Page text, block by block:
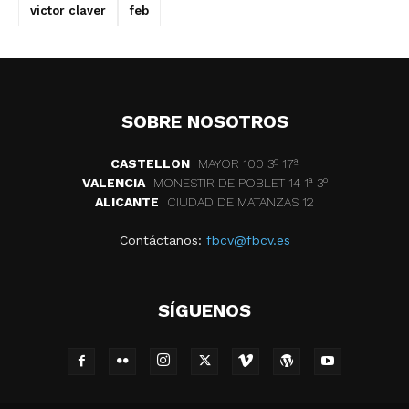
victor claver feb
SOBRE NOSOTROS
CASTELLON
MAYOR 100 3º 17ª
VALENCIA
MONESTIR DE POBLET 14 1ª 3º
ALICANTE
CIUDAD DE MATANZAS 12
Contáctanos: fbcv@fbcv.es
SÍGUENOS